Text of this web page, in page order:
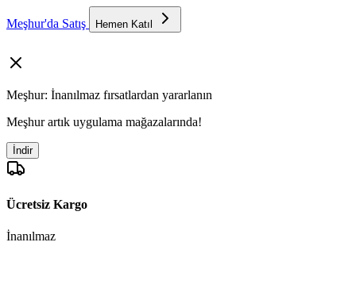
Meşhur'da Satış Hemen Katıl
Meşhur: İnanılmaz fırsatlardan yararlanın
Meşhur artık uygulama mağazalarında!
İndir
Ücretsiz Kargo
İnanılmaz